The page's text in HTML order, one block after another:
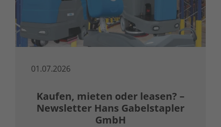
01.07.2026
Kaufen, mieten oder leasen? –
Newsletter Hans Gabelstapler
GmbH